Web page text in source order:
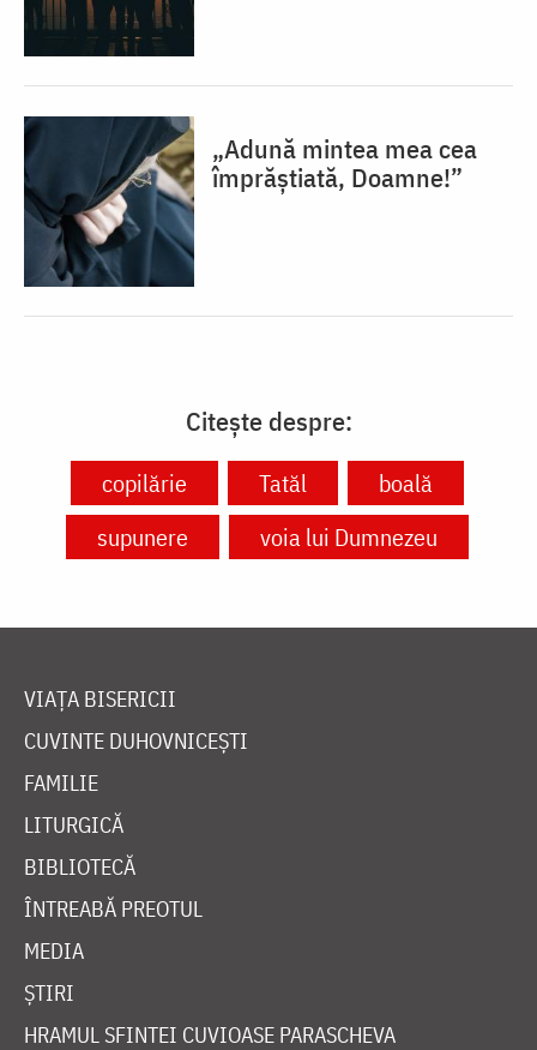
„Adună mintea mea cea
împrăștiată, Doamne!”
Citește despre:
copilărie Tatăl
boală
supunere
voia lui Dumnezeu
VIAȚA BISERICII
CUVINTE DUHOVNICEȘTI
FAMILIE
LITURGICĂ
BIBLIOTECĂ
ÎNTREABĂ PREOTUL
MEDIA
ȘTIRI
HRAMUL SFINTEI CUVIOASE PARASCHEVA